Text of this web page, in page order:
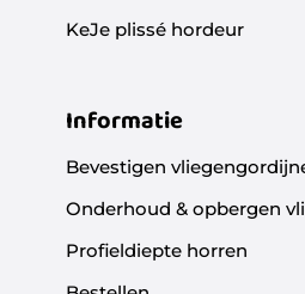
KeJe plissé hordeur
Informatie
Bevestigen
Onderhoud & opbergen
Profieldiepte horren